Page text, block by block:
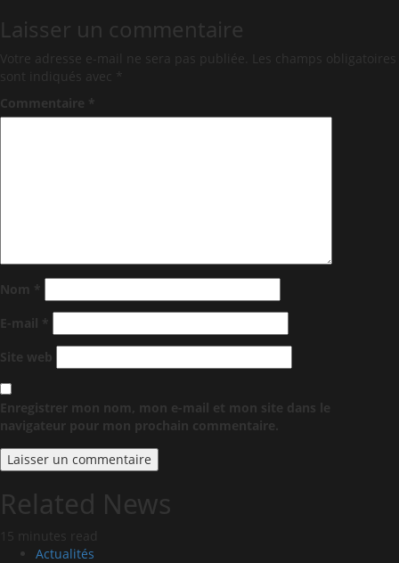
Laisser un commentaire
Votre adresse e-mail ne sera pas publiée. Les champs obligatoires
sont indiqués avec
Commentaire *
Nom *
E-mail *
Site web
Enregistrer mon nom, mon e-mail et mon site dans le
navigateur pour mon prochain commentaire.
Related News
15 minutes read
Actualités